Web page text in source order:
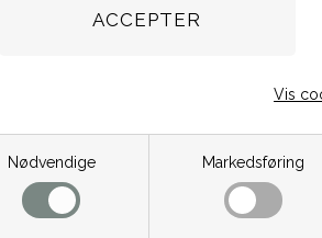
Nødvendige Markedsføring
Vis